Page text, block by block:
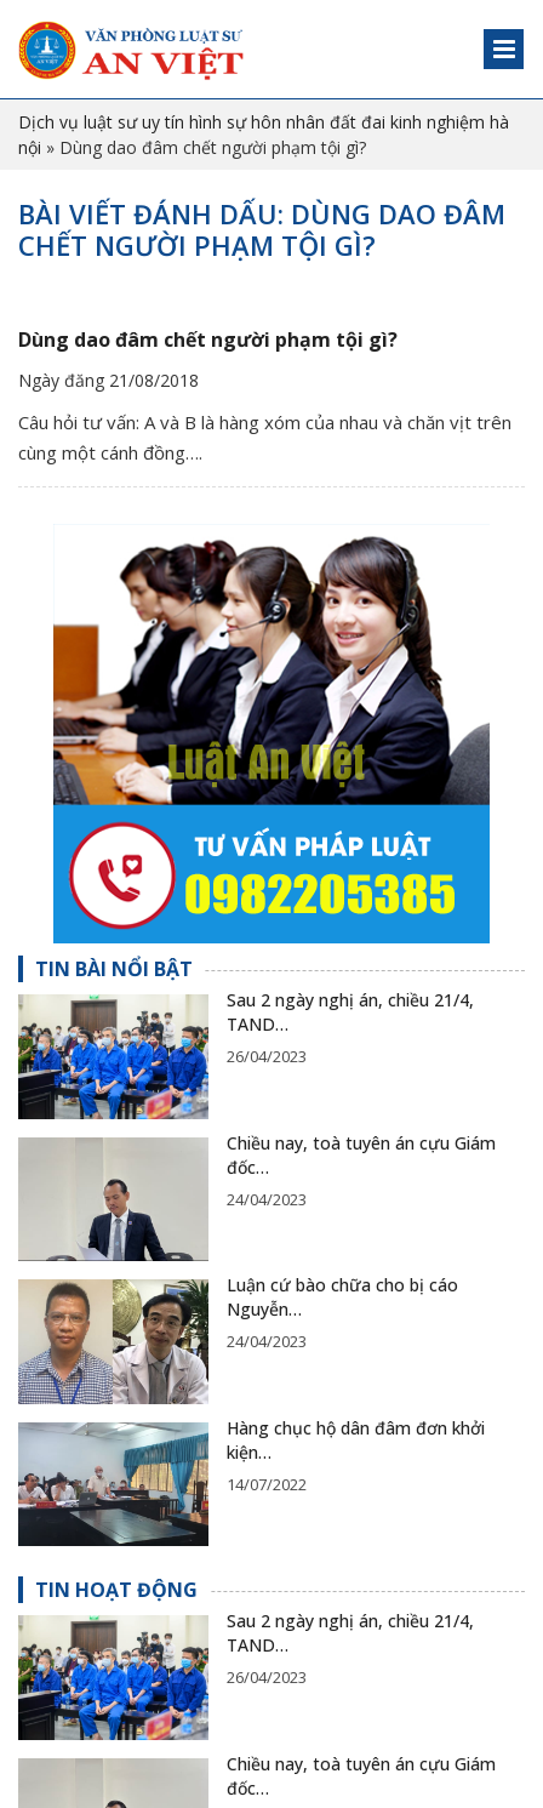
Dịch vụ luật sư uy tín hình sự hôn nhân đất đai kinh nghiệm hà
nội » Dùng dao đâm chết người phạm tội gì?
BÀI VIẾT ĐÁNH DẤU: DÙNG DAO ĐÂM
CHẾT NGƯỜI PHẠM TỘI GÌ?
Dùng dao đâm chết người phạm tội gì?
Ngày đăng 21/08/2018
Câu hỏi tư vấn: A và B là hàng xóm của nhau và chăn vịt trên
cùng một cánh đồng….
TIN BÀI NỔI BẬT
Sau 2 ngày nghị án, chiều 21/4,
TAND…
26/04/2023
Chiều nay, toà tuyên án cựu Giám
đốc…
24/04/2023
Luận cứ bào chữa cho bị cáo
Nguyễn…
24/04/2023
Hàng chục hộ dân đâm đơn khởi
kiện…
14/07/2022
TIN HOẠT ĐỘNG
Sau 2 ngày nghị án, chiều 21/4,
TAND…
26/04/2023
Chiều nay, toà tuyên án cựu Giám
đốc…